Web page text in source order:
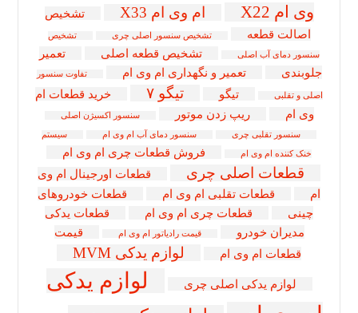
وی ام X22
ام وی ام X33
تشخیص
اصالت قطعه
تشخیص سنسور اصلی چری تشخیص
سنسور دمای آب اصلی تشخیص قطعه اصلی
تعمیر
جلوبندی
تعمیر و نگهداری ام وی ام تفاوت سنسور
اصلی و تقلبی تیگو تیگو ۷
خرید قطعات ام
وی ام
ریپ زدن موتور سنسور اکسیژن اصلی
سنسور تقلبی چری سنسور دمای آب ام وی ام سیستم
خنک کننده ام وی ام فروش قطعات چری ام وی ام
قطعات اصلی چری
قطعات اورجینال ام وی
ام
قطعات تقلبی ام وی ام
قطعات خودروهای
چینی
قطعات چری ام وی ام
قطعات یدکی
مدیران خودرو
قیمت رادیاتور ام وی ام
قیمت
قطعات ام وی ام
لوازم یدکی MVM
لوازم یدکی اصلی چری
لوازم یدکی